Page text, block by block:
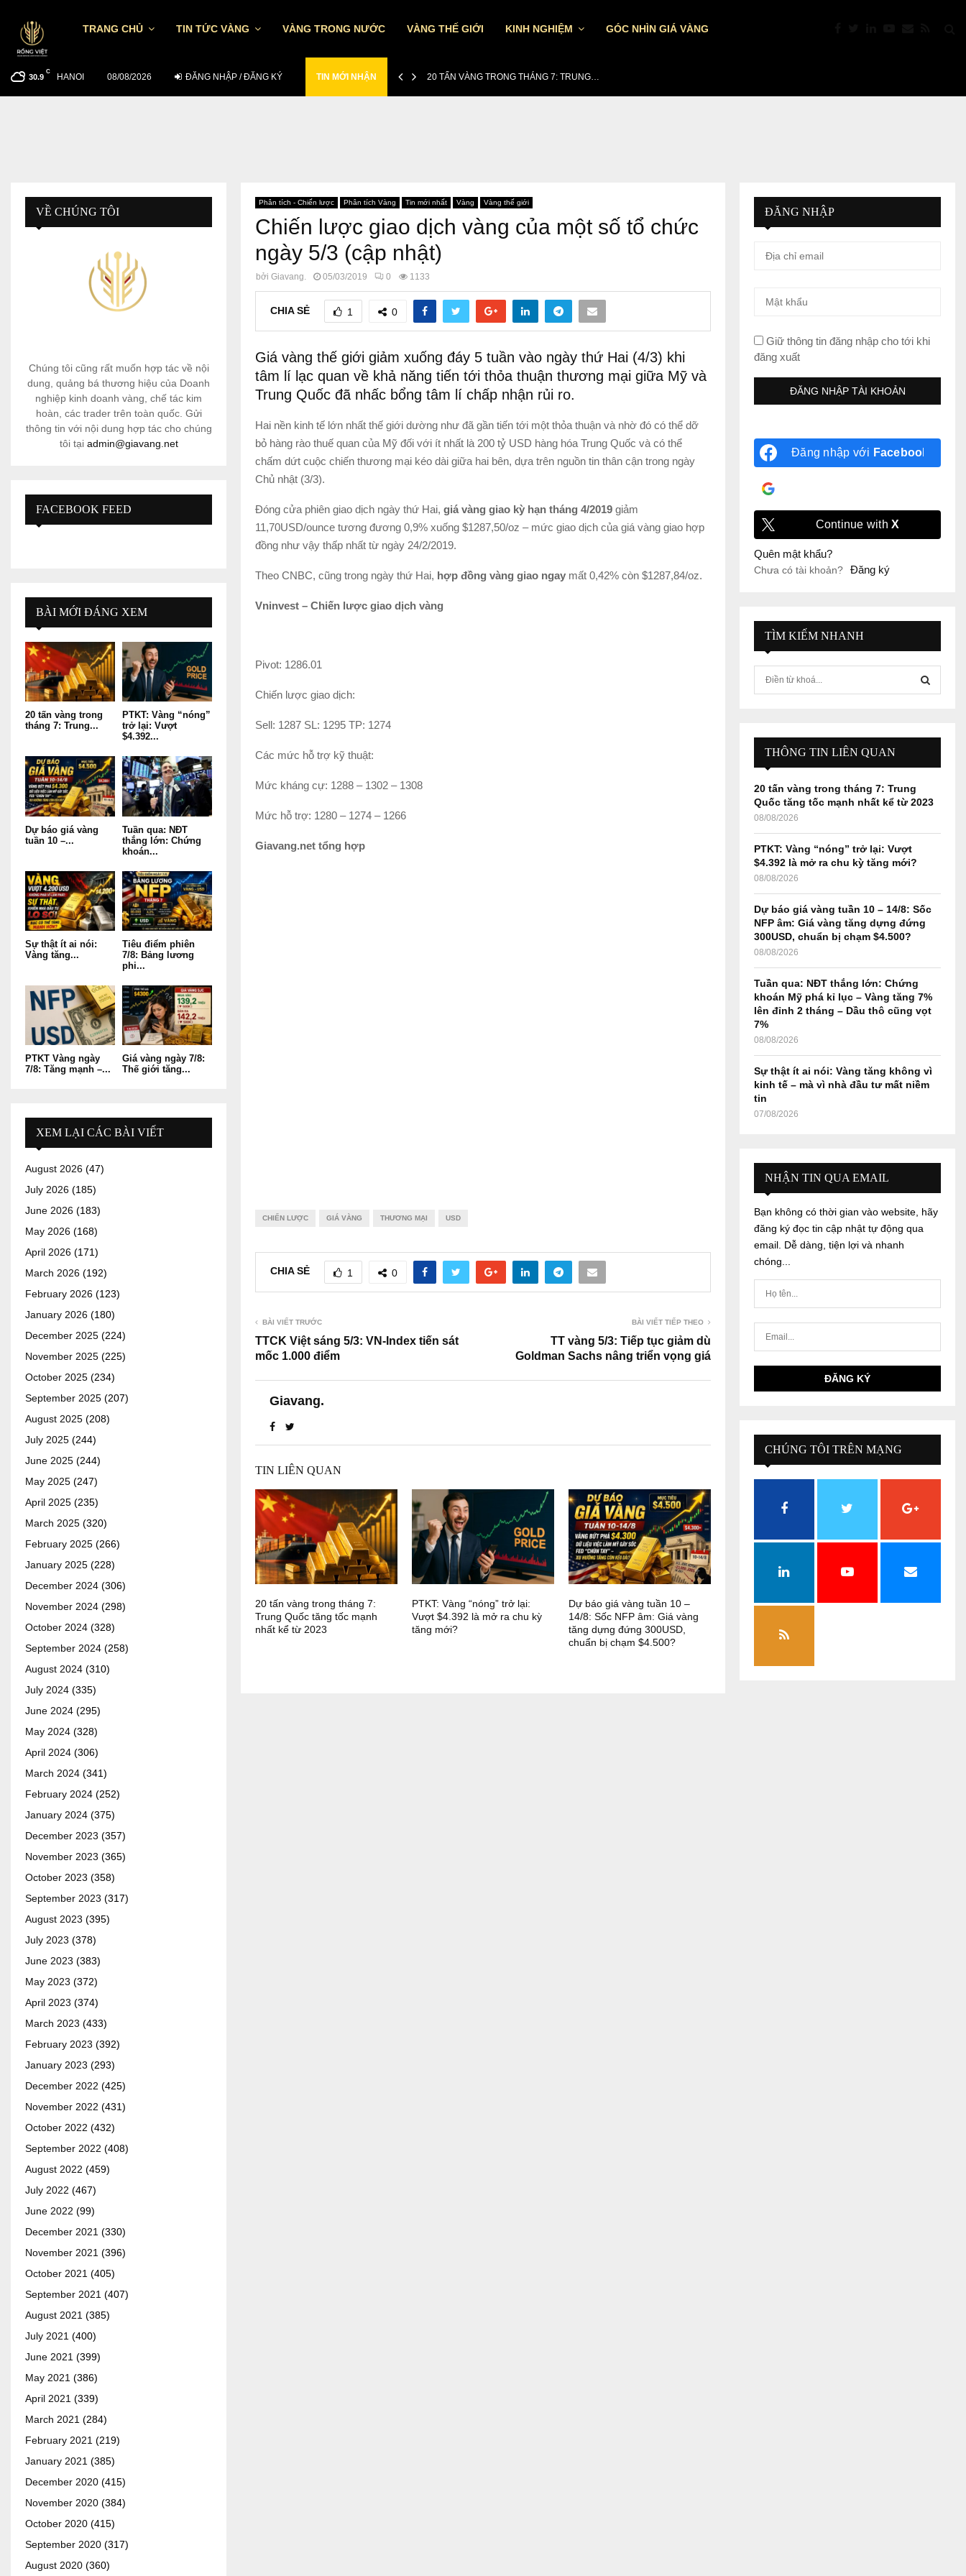
TRANG CHỦ TIN TỨC VÀNG VÀNG TRONG NƯỚC VÀNG THẾ GIỚI KINH NGHIỆM GÓC NHÌN GIÁ VÀNG
30.9
C
HANOI 08/08/2026 ĐĂNG NHẬP / ĐĂNG KÝ TIN MỚI NHẬN
TỶ GIÁ USD/VND NGÀY 7/8: TGTT TĂNG… 20 TẤN VÀNG TRONG THÁNG 7: TRUNG…
Phân tích - Chiến lược Phân tích Vàng Tin mới nhất Vàng Vàng thế giới
Chiến lược giao dịch vàng của một số tổ chức
ngày 5/3 (cập nhật)
bởi Giavang. 05/03/2019 0 1133
CHIA SẺ 1 0
Giá vàng thế giới giảm xuống đáy 5 tuần vào ngày thứ Hai (4/3) khi
tâm lí lạc quan về khả năng tiến tới thỏa thuận thương mại giữa Mỹ và
Trung Quốc đã nhấc bổng tâm lí chấp nhận rủi ro.
Hai nền kinh tế lớn nhất thế giới dường như đã gần tiến tới một thỏa thuận và nhờ đó có thể dỡ
bỏ hàng rào thuế quan của Mỹ đối với ít nhất là 200 tỷ USD hàng hóa Trung Quốc và có thể
chấm dứt cuộc chiến thương mại kéo dài giữa hai bên, dựa trên nguồn tin thân cận trong ngày
Chủ nhật (3/3).
Đóng cửa phiên giao dịch ngày thứ Hai, giá vàng giao kỳ hạn tháng 4/2019 giảm
11,70USD/ounce tương đương 0,9% xuống $1287,50/oz – mức giao dịch của giá vàng giao hợp
đồng như vậy thấp nhất từ ngày 24/2/2019.
Theo CNBC, cũng trong ngày thứ Hai, hợp đồng vàng giao ngay mất 0,42% còn $1287,84/oz.
Vninvest – Chiến lược giao dịch vàng
Pivot: 1286.01
Chiến lược giao dịch:
Sell: 1287 SL: 1295 TP: 1274
Các mức hỗ trợ kỹ thuật:
Mức kháng cự: 1288 – 1302 – 1308
Mức hỗ trợ: 1280 – 1274 – 1266
Giavang.net tổng hợp
CHIẾN LƯỢC GIÁ VÀNG THƯƠNG MẠI USD
CHIA SẺ 1 0
BÀI VIẾT TRƯỚC
TTCK Việt sáng 5/3: VN-Index tiến sát
mốc 1.000 điểm
BÀI VIẾT TIẾP THEO
TT vàng 5/3: Tiếp tục giảm dù
Goldman Sachs nâng triển vọng giá
Giavang.
TIN LIÊN QUAN
20 tấn vàng trong tháng 7:
Trung Quốc tăng tốc mạnh
nhất kể từ 2023
PTKT: Vàng “nóng” trở lại:
Vượt $4.392 là mở ra chu kỳ
tăng mới?
Dự báo giá vàng tuần 10 –
14/8: Sốc NFP âm: Giá vàng
tăng dựng đứng 300USD,
chuẩn bị chạm $4.500?
VỀ CHÚNG TÔI
Chúng tôi cũng rất muốn hợp tác về nội
dung, quảng bá thương hiệu của Doanh
nghiệp kinh doanh vàng, chế tác kim
hoàn, các trader trên toàn quốc. Gửi
thông tin với nội dung hợp tác cho chúng
tôi tại admin@giavang.net
FACEBOOK FEED
BÀI MỚI ĐÁNG XEM
20 tấn vàng trong
tháng 7: Trung...
PTKT: Vàng “nóng”
trở lại: Vượt
$4.392...
Dự báo giá vàng
tuần 10 –...
Tuần qua: NĐT
thắng lớn: Chứng
khoán...
Sự thật ít ai nói:
Vàng tăng...
Tiêu điểm phiên
7/8: Bảng lương
phi...
PTKT Vàng ngày
7/8: Tăng mạnh –...
Giá vàng ngày 7/8:
Thế giới tăng...
XEM LẠI CÁC BÀI VIẾT
August 2026 (47)
July 2026 (185)
June 2026 (183)
May 2026 (168)
April 2026 (171)
March 2026 (192)
February 2026 (123)
January 2026 (180)
December 2025 (224)
November 2025 (225)
October 2025 (234)
September 2025 (207)
August 2025 (208)
July 2025 (244)
June 2025 (244)
May 2025 (247)
April 2025 (235)
March 2025 (320)
February 2025 (266)
January 2025 (228)
December 2024 (306)
November 2024 (298)
October 2024 (328)
September 2024 (258)
August 2024 (310)
July 2024 (335)
June 2024 (295)
May 2024 (328)
April 2024 (306)
March 2024 (341)
February 2024 (252)
January 2024 (375)
December 2023 (357)
November 2023 (365)
October 2023 (358)
September 2023 (317)
August 2023 (395)
July 2023 (378)
June 2023 (383)
May 2023 (372)
April 2023 (374)
March 2023 (433)
February 2023 (392)
January 2023 (293)
December 2022 (425)
November 2022 (431)
October 2022 (432)
September 2022 (408)
August 2022 (459)
July 2022 (467)
June 2022 (99)
December 2021 (330)
November 2021 (396)
October 2021 (405)
September 2021 (407)
August 2021 (385)
July 2021 (400)
June 2021 (399)
May 2021 (386)
April 2021 (339)
March 2021 (284)
February 2021 (219)
January 2021 (385)
December 2020 (415)
November 2020 (384)
October 2020 (415)
September 2020 (317)
August 2020 (360)
ĐĂNG NHẬP
Giữ thông tin đăng nhập cho tới khi
đăng xuất
Đăng nhập với Facebook
Continue withX
Quên mật khẩu?
Chưa có tài khoản? Đăng ký
TÌM KIẾM NHANH
r
:
E
A
THÔNG TIN LIÊN QUAN
20 tấn vàng trong tháng 7: Trung
Quốc tăng tốc mạnh nhất kể từ 2023
08/08/2026
PTKT: Vàng “nóng” trở lại: Vượt
$4.392 là mở ra chu kỳ tăng mới?
08/08/2026
Dự báo giá vàng tuần 10 – 14/8: Sốc
NFP âm: Giá vàng tăng dựng đứng
300USD, chuẩn bị chạm $4.500?
08/08/2026
Tuần qua: NĐT thắng lớn: Chứng
khoán Mỹ phá kỉ lục – Vàng tăng 7%
lên đỉnh 2 tháng – Dầu thô cũng vọt
7%
08/08/2026
Sự thật ít ai nói: Vàng tăng không vì
kinh tế – mà vì nhà đầu tư mất niềm
tin
07/08/2026
NHẬN TIN QUA EMAIL
Bạn không có thời gian vào website, hãy
đăng ký đọc tin cập nhật tự động qua
email. Dễ dàng, tiện lợi và nhanh
chóng...
CHÚNG TÔI TRÊN MẠNG
XÃ HỘI